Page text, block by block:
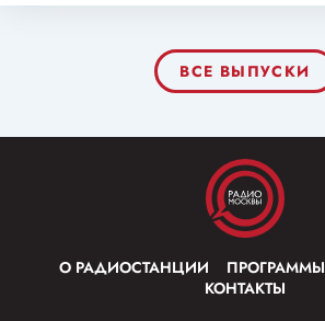
ВСЕ ВЫПУСКИ
О РАДИОСТАНЦИИ ПРОГРАММЫ
КОНТАКТЫ